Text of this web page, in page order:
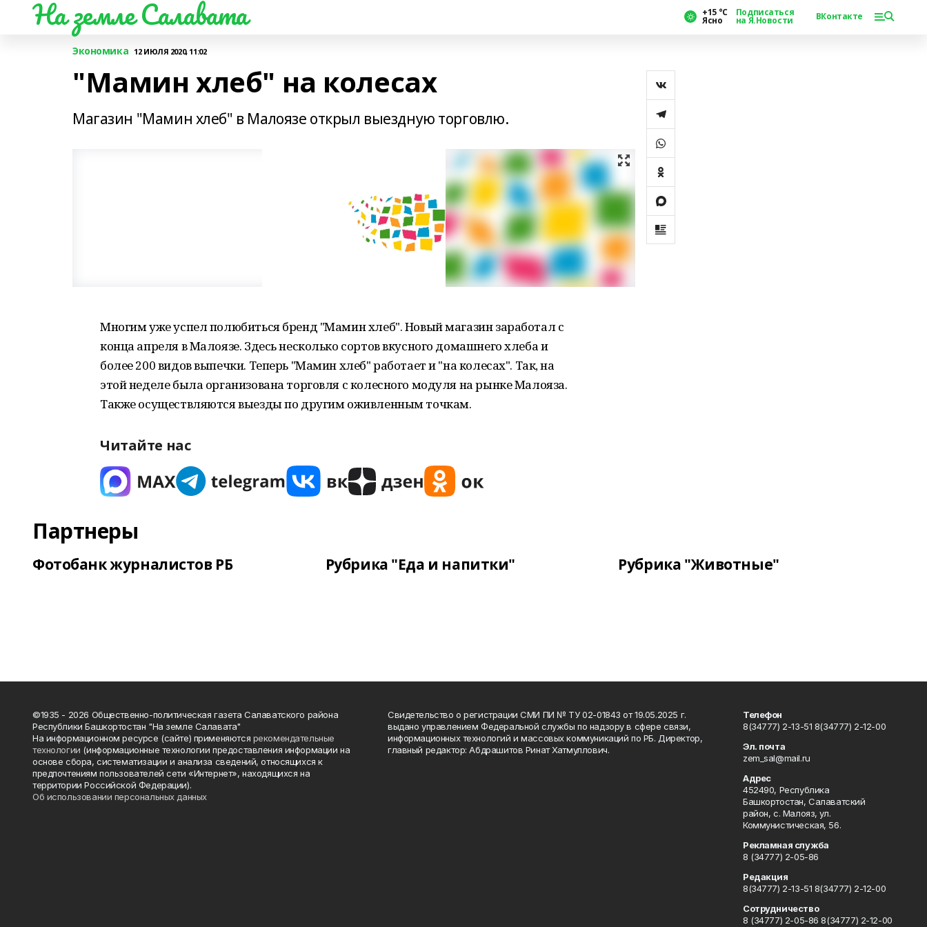
На земле Салавата +15 °С
Ясно
Подписаться
на Я.Новости ВКонтакте
Экономика 12 ИЮЛЯ 2020, 11:02
"Мамин хлеб" на колесах
Магазин "Мамин хлеб" в Малоязе открыл выездную торговлю.
Многим уже успел полюбиться бренд "Мамин хлеб". Новый магазин заработал с
конца апреля в Малоязе. Здесь несколько сортов вкусного домашнего хлеба и
более 200 видов выпечки. Теперь "Мамин хлеб" работает и "на колесах". Так, на
этой неделе была организована торговля с колесного модуля на рынке Малояза.
Также осуществляются выезды по другим оживленным точкам.
Читайте нас
Партнеры
Фотобанк журналистов РБ Рубрика "Еда и напитки" Рубрика "Животные"
©1935 - 2026 Общественно-политическая газета Салаватского района
Республики Башкортостан "На земле Салавата"
На информационном ресурсе (сайте) применяются рекомендательные
технологии (информационные технологии предоставления информации на
основе сбора, систематизации и анализа сведений, относящихся к
предпочтениям пользователей сети «Интернет», находящихся на
территории Российской Федерации).
Об использовании персональных данных
Свидетельство о регистрации СМИ ПИ № ТУ 02-01843 от 19.05.2025 г.
выдано управлением Федеральной службы по надзору в сфере связи,
информационных технологий и массовых коммуникаций по РБ. Директор,
главный редактор: Абдрашитов Ринат Хатмуллович.
Телефон
8(34777) 2-13-51 8(34777) 2-12-00
Эл. почта
zem_sal@mail.ru
Адрес
452490, Республика
Башкортостан, Салаватский
район, с. Малояз, ул.
Коммунистическая, 56.
Рекламная служба
8 (34777) 2-05-86
Редакция
8(34777) 2-13-51 8(34777) 2-12-00
Сотрудничество
8 (34777) 2-05-86 8(34777) 2-12-00